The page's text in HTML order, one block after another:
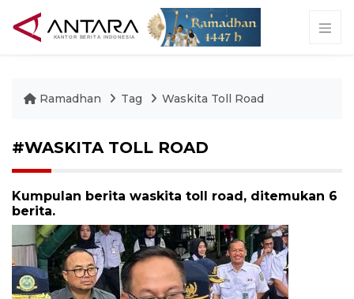
Ramadhan Tag Waskita Toll Road
#WASKITA TOLL ROAD
Kumpulan berita waskita toll road, ditemukan 6
berita.